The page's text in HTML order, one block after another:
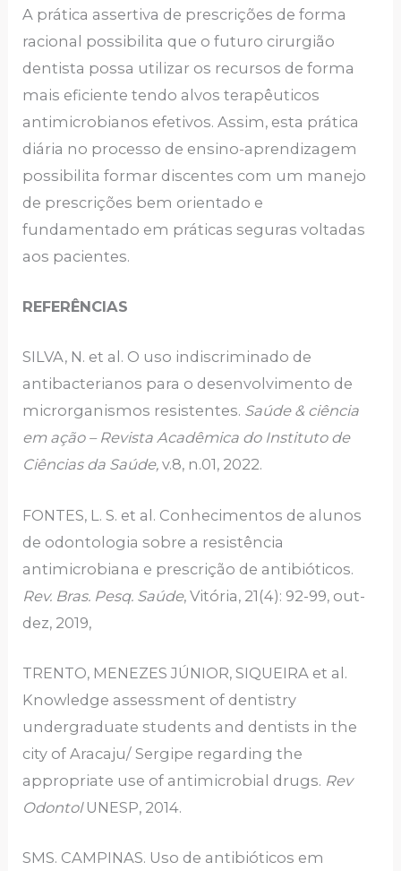
A prática assertiva de prescrições de forma
racional possibilita que o futuro cirurgião
dentista possa utilizar os recursos de forma
mais eficiente tendo alvos terapêuticos
antimicrobianos efetivos. Assim, esta prática
diária no processo de ensino-aprendizagem
possibilita formar discentes com um manejo
de prescrições bem orientado e
fundamentado em práticas seguras voltadas
aos pacientes.
REFERÊNCIAS
SILVA, N. et al. O uso indiscriminado de
antibacterianos para o desenvolvimento de
microrganismos resistentes. Saúde & ciência
em ação – Revista Acadêmica do Instituto de
Ciências da Saúde, v.8, n.01, 2022.
FONTES, L. S. et al. Conhecimentos de alunos
de odontologia sobre a resistência
antimicrobiana e prescrição de antibióticos.
Rev. Bras. Pesq. Saúde, Vitória, 21(4): 92-99, out-
dez, 2019,
TRENTO, MENEZES JÚNIOR, SIQUEIRA et al.
Knowledge assessment of dentistry
undergraduate students and dentists in the
city of Aracaju/ Sergipe regarding the
appropriate use of antimicrobial drugs. Rev
OdontolUNESP, 2014.
SMS. CAMPINAS. Uso de antibióticos em